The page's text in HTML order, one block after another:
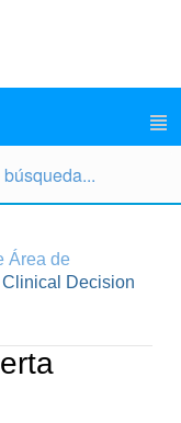
Área de
Decision